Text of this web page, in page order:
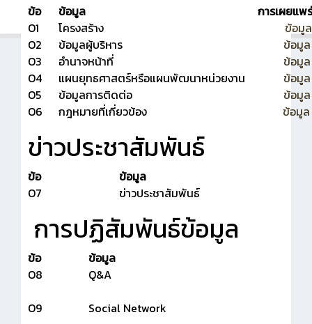
ข้อ ข้อมูล
การเผยแพ
O1
โครงสร้าง
ข้อมูล
O2
ข้อมูลผู้บริหาร
ข้อมู
O3
อำนาจหน้าที่
ข้อมู
O4
แผนยุทธศาสตร์หรือแผนพัฒนาหน่วยงาน
ข้อมู
O5
ข้อมูลการติดต่อ
ข้อมูล
O6
กฎหมายที่เกี่ยวข้อง ข้อมูล
ข่าวประชาสัมพันธ์
ข้อ
ข้อมูล
O7
ข่าวประชาสัมพันธ์
การปฏิสัมพันธ์ข้อมูล
ข้อ
ข้อมูล
O8
Q&A
O9
Social Network